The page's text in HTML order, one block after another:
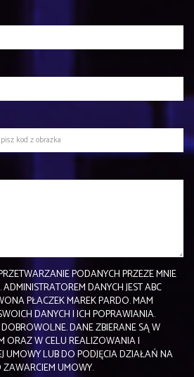
PODANYCH PRZEZE MNIE
DANYCH JEST ABC
PŁACZEK MAREK PARDO. MAM
DANYCH I ICH POPRAWIANIA.
DANE ZBIERANE SĄ W
ORAZ W CELU REALIZOWANIA I
UMOWY LUB DO PODJĘCIA DZIAŁAŃ NA
UMOWY.